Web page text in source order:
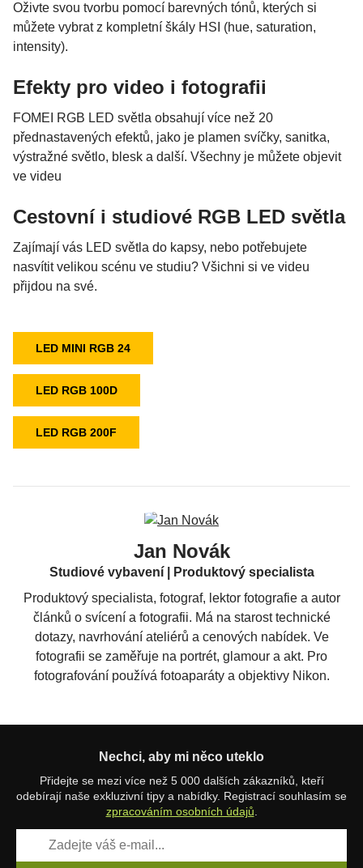
Oživte svou tvorbu pomocí barevných tónů, kterých si
můžete vybrat z kompletní škály HSI (hue, saturation,
intensity).
Efekty pro video i fotografii
FOMEI RGB LED světla obsahují více než 20
přednastavených efektů, jako je plamen svíčky, sanitka,
výstražné světlo, blesk a další. Všechny je můžete objevit
ve videu
Cestovní i studiové RGB LED světla
Zajímají vás LED světla do kapsy, nebo potřebujete
nasvítit velikou scénu ve studiu? Všichni si ve videu
přijdou na své.
LED MINI RGB 24
LED RGB 100D
LED RGB 200F
Jan Novák
Studiové vybavení | Produktový specialista
Produktový specialista, fotograf, lektor fotografie a autor
článků o svícení a fotografii. Má na starost technické
dotazy, navrhování ateliérů a cenových nabídek. Ve
fotografii se zaměřuje na portrét, glamour a akt. Pro
fotografování používá fotoaparáty a objektivy Nikon.
Nechci, aby mi něco uteklo
Přidejte se mezi více než 5 000 dalších zákazníků, kteří
odebírají naše exkluzivní tipy a nabídky. Registrací souhlasím se
zpracováním osobních údajů